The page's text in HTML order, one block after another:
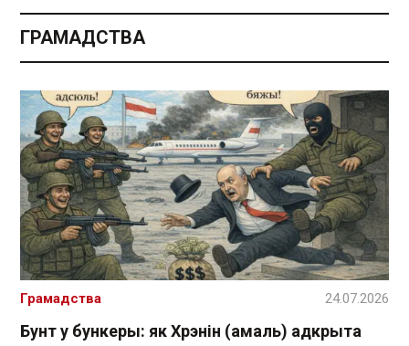
ГРАМАДСТВА
Бунт у бункеры: як Хрэнін (амаль) адкрыта
Грамадства 24.07.2026